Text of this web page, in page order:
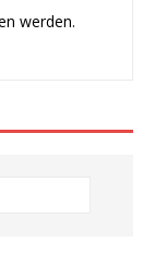
werden.